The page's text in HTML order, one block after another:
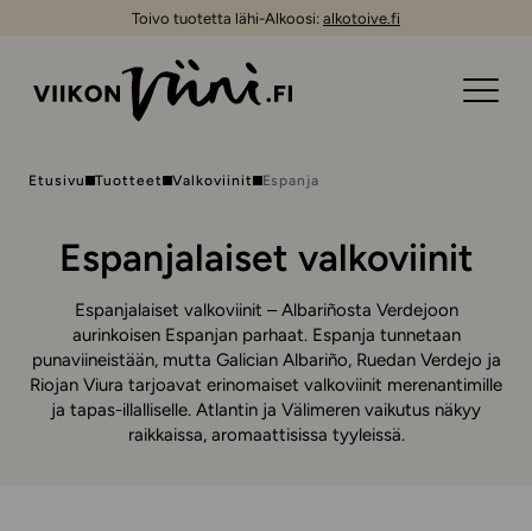
Toivo tuotetta lähi-Alkoosi: alkotoive.fi
Etusivu Tuotteet Valkoviinit Espanja
Espanjalaiset valkoviinit
Espanjalaiset valkoviinit – Albariñosta Verdejoon
aurinkoisen Espanjan parhaat. Espanja tunnetaan
punaviineistään, mutta Galician Albariño, Ruedan Verdejo ja
Riojan Viura tarjoavat erinomaiset valkoviinit merenantimille
ja tapas-illalliselle. Atlantin ja Välimeren vaikutus näkyy
raikkaissa, aromaattisissa tyyleissä.